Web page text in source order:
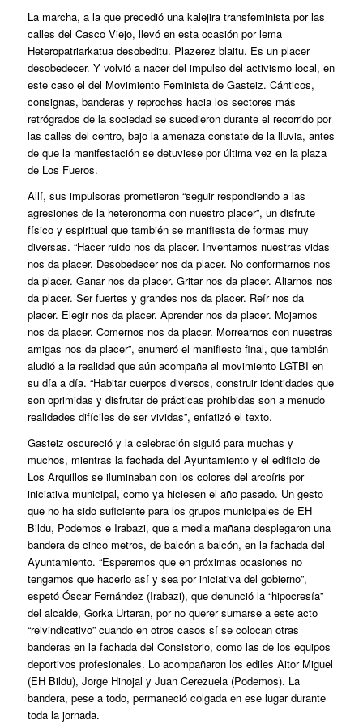
La marcha, a la que precedió una kalejira transfeministapor las
calles del Casco Viejo, llevó en esta ocasión por lema
Heteropatriarkatua desobeditu. Plazerez blaitu. Es un placer
desobedecer. Y volvió a nacer del impulso del activismo local, en
este caso el del Movimiento Feminista de Gasteiz. Cánticos,
consignas, banderas y reproches hacia los sectores más
retrógrados de la sociedad se sucedieron durante el recorrido por
las calles del centro, bajo la amenaza constate de la lluvia, antes
de que la manifestación se detuviese por última vez en la plaza
de Los Fueros.
Allí, sus impulsoras prometieron “seguir respondiendo a las
agresiones de la heteronorma con nuestro placer”, un disfrute
físico y espiritual que también se manifiesta de formas muy
diversas. “Hacer ruido nos da placer. Inventarnos nuestras vidas
nos da placer. Desobedecer nos da placer. No conformarnos nos
da placer. Ganar nos da placer. Gritar nos da placer. Aliarnos nos
da placer. Ser fuertes y grandes nos da placer. Reír nos da
placer. Elegir nos da placer. Aprender nos da placer. Mojarnos
nos da placer. Comernos nos da placer. Morrearnos con nuestras
amigas nos da placer”, enumeró el manifiesto final, que también
aludió a la realidad que aún acompaña al movimiento LGTBI en
su día a día. “Habitar cuerpos diversos, construir identidades que
son oprimidas y disfrutar de prácticas prohibidas son a menudo
realidades difíciles de ser vividas”, enfatizó el texto.
Gasteiz oscureció y la celebración siguió para muchas y
muchos, mientras la fachada del Ayuntamiento y el edificio de
Los Arquillos se iluminaban con los colores del arcoíris por
iniciativa municipal, como ya hiciesen el año pasado. Un gesto
que no ha sido suficiente para los grupos municipales de EH
Bildu, Podemos e Irabazi, que a media mañana desplegaron una
bandera de cinco metros, de balcón a balcón, en la fachada del
Ayuntamiento. “Esperemos que en próximas ocasiones no
tengamos que hacerlo así y sea por iniciativa del gobierno”,
espetó Óscar Fernández (Irabazi), que denunció la “hipocresía”
del alcalde, Gorka Urtaran, por no querer sumarse a este acto
“reivindicativo” cuando en otros casos sí se colocan otras
banderas en la fachada del Consistorio, como las de los equipos
deportivos profesionales. Lo acompañaron los ediles Aitor Miguel
(EH Bildu), Jorge Hinojal y Juan Cerezuela (Podemos). La
bandera, pese a todo, permaneció colgada en ese lugar durante
toda la jornada.